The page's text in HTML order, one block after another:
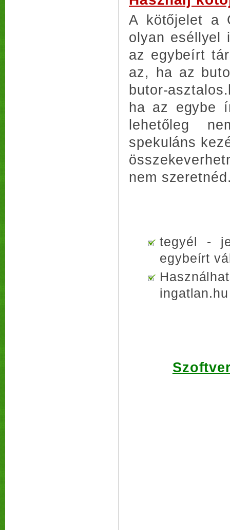
A kötőjelet a
olyan eséllyel
az egybeírt
az, ha az
butor-
ha az egybe
lehetőleg
spekuláns
nem
tegyél -
egybeírt
ingatlan.hu